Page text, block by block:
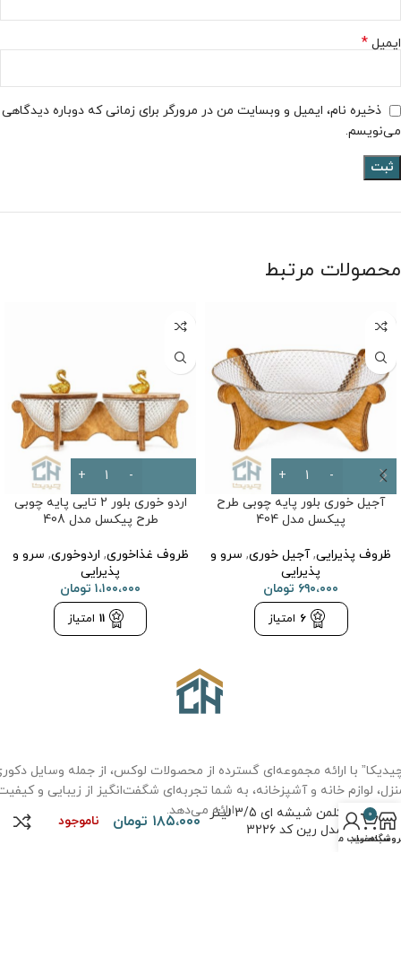
ایمیل *
ذخیره نام، ایمیل و وبسایت من در مرورگر برای زمانی که دوباره دیدگاهی
می‌نویسم.
محصولات مرتبط
آجیل خوری بلور پایه چوبی طرح
پیکسل مدل 404
ظروف پذیرایی,آجیل خوری, سرو و
پذیرایی
۶۹۰،۰۰۰ تومان
6 امتیاز
اردو خوری بلور 2 تایی پایه چوبی
طرح پیکسل مدل 408
ظروف غذاخوری, اردوخوری, سرو و
پذیرایی
۱،۱۰۰،۰۰۰ تومان
11 امتیاز
با ارائه مجموعه‌ای گسترده از محصولات لوکس، از جمله وسایل
لوازم خانه و آشپزخانه، به شما تجربه‌ای شگفت‌انگیز از زیبایی و
ارائه می‌دهد.
کلمن شیشه ای 3/5 لیتر
مدل رین کد 3226
۱۸۵،۰۰۰ تومان ناموجود 0
سبد خرید
حساب من